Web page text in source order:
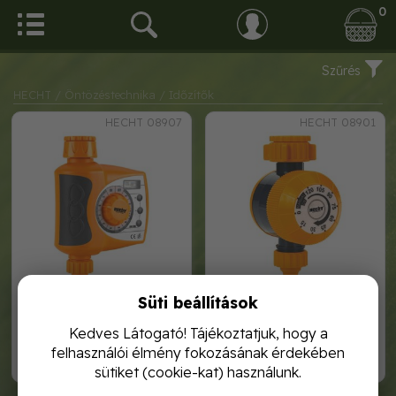
0
Szűrés
HECHT / Öntözéstechnika
/ Időzítők
HECHT 08907
13 990,-
hecht 08907 elektromos
időzítő
HECHT 08901
4 790,-
hecht 08901 mechanikus
időzítő
Süti beállítások
Kedves Látogató! Tájékoztatjuk, hogy a
felhasználói élmény fokozásának érdekében
sütiket (cookie-kat) használunk.